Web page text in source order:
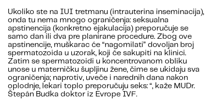
Ukoliko ste na IUI tretmanu (intrauterina inseminacija),
onda tu nema mnogo ograničenja: seksualna
apstinencija (konkretno ejakulacija) preporučuje se
samo dan ili dva pre planirane procedure. Zbog ove
apstinencije, muškarac će “nagomilati” dovoljan broj
spermatozoida u uzorak, koji će sakupiti na klinici.
Zatim se spermatozoidi u koncentrovanom obliku
unose u materničku šupljinu žene, čime se ukidaju sva
ograničenja; naprotiv, uveče i narednih dana nakon
oplodnje, lekari toplo preporučuju seks: “, kaže MUDr.
Štepán Budka doktor iz Evrope IVF.